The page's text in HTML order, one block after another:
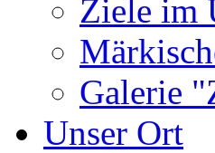
Ziele im
Galerie
Unser Ort